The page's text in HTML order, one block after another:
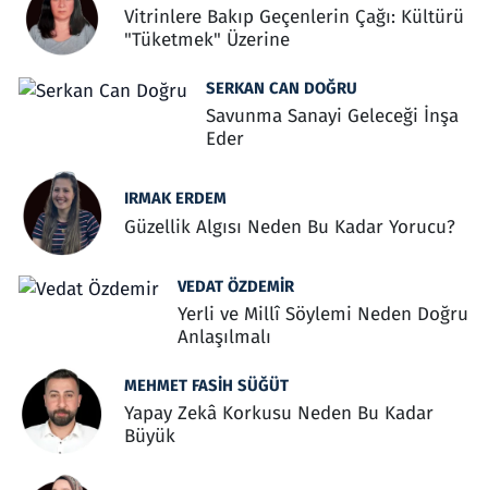
Vitrinlere Bakıp Geçenlerin Çağı: Kültürü
"Tüketmek" Üzerine
SERKAN CAN DOĞRU
Savunma Sanayi Geleceği İnşa
Eder
IRMAK ERDEM
Güzellik Algısı Neden Bu Kadar Yorucu?
VEDAT ÖZDEMIR
Yerli ve Millî Söylemi Neden Doğru
Anlaşılmalı
MEHMET FASIH SÜĞÜT
Yapay Zekâ Korkusu Neden Bu Kadar
Büyük